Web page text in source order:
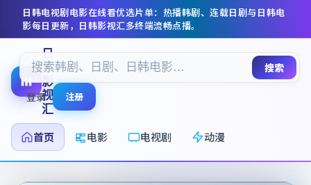
日韩电视剧电影在线看优选片单：热播韩剧、连载日剧与日韩电
影每日更新， 日韩影视汇多终端流畅点播。
日
韩
影
视
汇
首页
电影 电视剧 动漫
搜索
登录 注册